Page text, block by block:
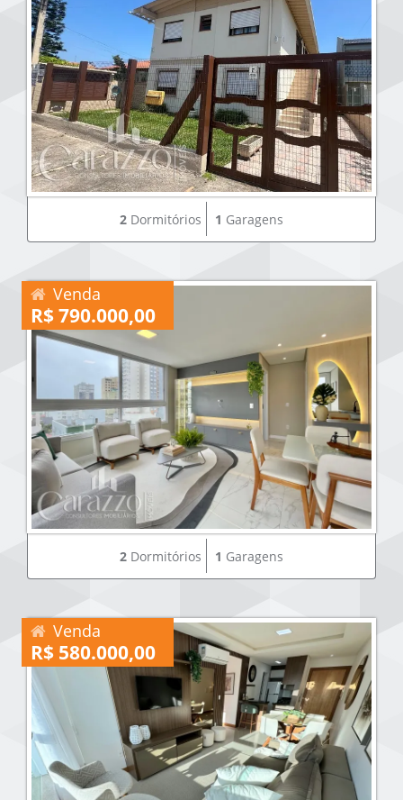
2 Dormitórios 1 Garagens
Venda
R$ 790.000,00
2 Dormitórios 1 Garagens
Venda
R$ 580.000,00